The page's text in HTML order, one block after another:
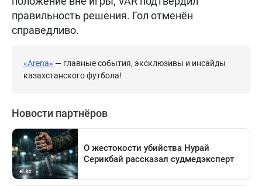
правильность решения. Гол отменён
справедливо.
«Arena» — главные события, эксклюзивы и инсайды
казахстанского футбола!